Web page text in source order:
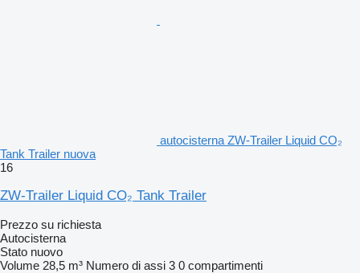
autocisterna ZW-Trailer Liquid CO₂
Tank Trailer nuova
16
ZW-Trailer Liquid CO₂ Tank Trailer
Prezzo su richiesta
Autocisterna
Stato nuovo
Volume 28,5 m³ Numero di assi 3 0 compartimenti